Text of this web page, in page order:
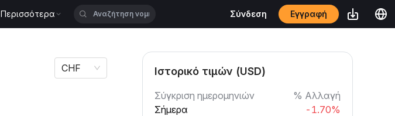
Περισσότερα Σύνδεση Εγγραφή
CHF Ιστορικό τιμών (USD)
Σύγκριση ημερομηνιών
% Αλλαγή
Σήμερα
-1.70%